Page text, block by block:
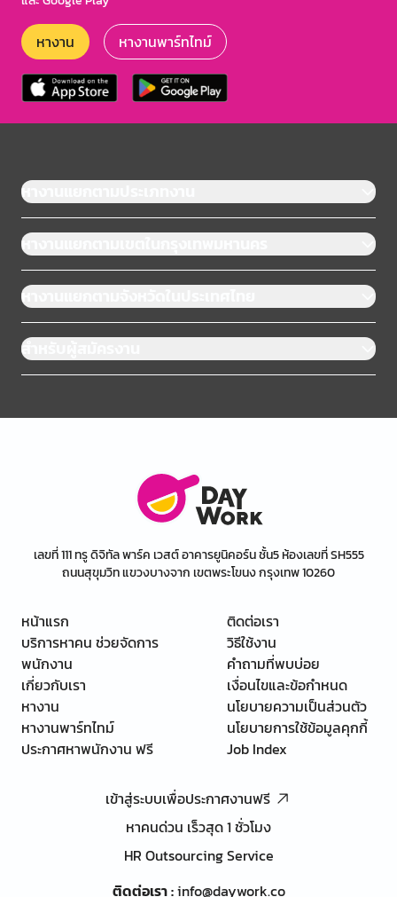
หางาน หางานพาร์ทไทม์
หางานแยกตามประเภทงาน
หางานแยกตามเขตในกรุงเทพมหานคร
หางานแยกตามจังหวัดในประเทศไทย
สำหรับผู้สมัครงาน
เลขที่ 111 ทรู ดิจิทัล พาร์ค เวสต์ อาคารยูนิคอร์น ชั้น5 ห้องเลขที่ SH555
ถนนสุขุมวิท แขวงบางจาก เขตพระโขนง กรุงเทพ 10260
หน้าแรก
บริการหาคน ช่วยจัดการ
พนักงาน
เกี่ยวกับเรา
หางาน
หางานพาร์ทไทม์
ประกาศหาพนักงาน ฟรี
ติดต่อเรา
วิธีใช้งาน
คำถามที่พบบ่อย
เงื่อนไขและข้อกำหนด
นโยบายความเป็นส่วนตัว
นโยบายการใช้ข้อมูลคุกกี้
Job Index
เข้าสู่ระบบเพื่อประกาศงานฟรี
หาคนด่วน เร็วสุด 1 ชั่วโมง
HR Outsourcing Service
ติดต่อเรา:info@daywork.co